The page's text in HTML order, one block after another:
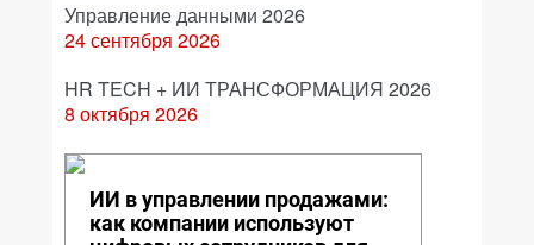
Управление данными 2026
24 сентября 2026
HR TECH + ИИ ТРАНСФОРМАЦИЯ 2026
8 октября 2026
ИИ в управлении продажами:
как компании используют